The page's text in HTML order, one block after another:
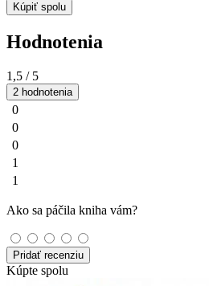
Kúpiť spolu
Hodnotenia
1,5 / 5
2 hodnotenia
0
0
0
1
1
Ako sa páčila kniha vám?
Pridať recenziu
Kúpte spolu